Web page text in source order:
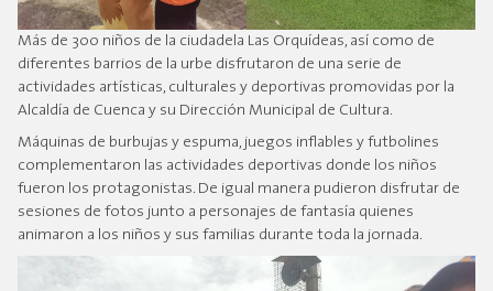
Más de 300 niños de la ciudadela Las Orquídeas, así como de
diferentes barrios de la urbe disfrutaron de una serie de
actividades artísticas, culturales y deportivas promovidas por la
Alcaldía de Cuenca y su Dirección Municipal de Cultura.
Máquinas de burbujas y espuma, juegos inflables y futbolines
complementaron las actividades deportivas donde los niños
fueron los protagonistas. De igual manera pudieron disfrutar de
sesiones de fotos junto a personajes de fantasía quienes
animaron a los niños y sus familias durante toda la jornada.